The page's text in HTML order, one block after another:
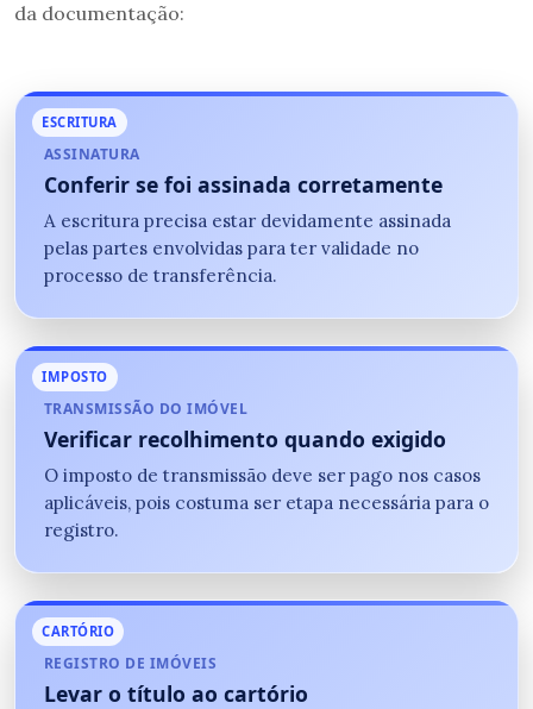
da documentação:
ESCRITURA
ASSINATURA
Conferir se foi assinada corretamente
A escritura precisa estar devidamente assinada
pelas partes envolvidas para ter validade no
processo de transferência.
IMPOSTO
TRANSMISSÃO DO IMÓVEL
Verificar recolhimento quando exigido
O imposto de transmissão deve ser pago nos casos
aplicáveis, pois costuma ser etapa necessária para o
registro.
CARTÓRIO
REGISTRO DE IMÓVEIS
Levar o título ao cartório